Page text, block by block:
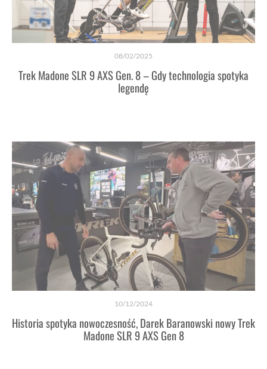
08/02/2025
Trek Madone SLR 9 AXS Gen. 8 – Gdy technologia spotyka
legendę
10/12/2024
Historia spotyka nowoczesność, Darek Baranowski nowy Trek
Madone SLR 9 AXS Gen 8